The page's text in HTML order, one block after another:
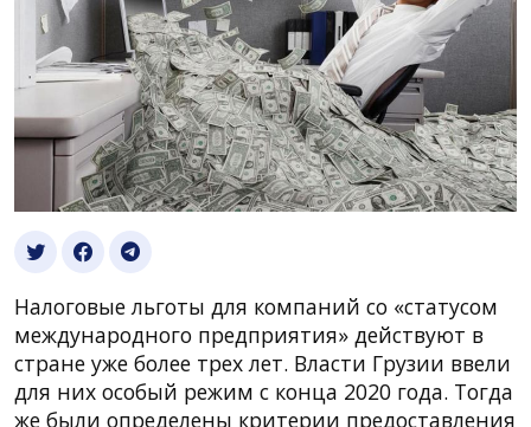
Налоговые льготы для компаний со «статусом
международного предприятия» действуют в
стране уже более трех лет. Власти Грузии ввели
для них особый режим с конца 2020 года. Тогда
же были определены критерии предоставления